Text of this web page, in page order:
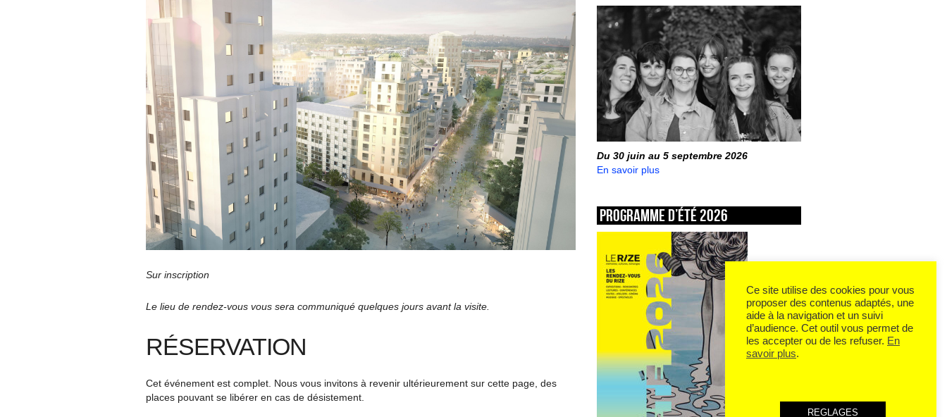
Sur inscription
Le lieu de rendez-vous vous sera communiqué quelques jours avant la visite.
RÉSERVATION
Cet événement est complet. Nous vous invitons à revenir ultérieurement sur cette page, des
places pouvant se libérer en cas de désistement.
Du 30 juin au 5 septembre 2026
En savoir plus
Programme d’été 2026
Ce site utilise des cookies pour vous
proposer des contenus adaptés, une
aide à la navigation et un suivi
d’audience. Cet outil vous permet de
les accepter ou de les refuser. En
savoir plus.
REGLAGES